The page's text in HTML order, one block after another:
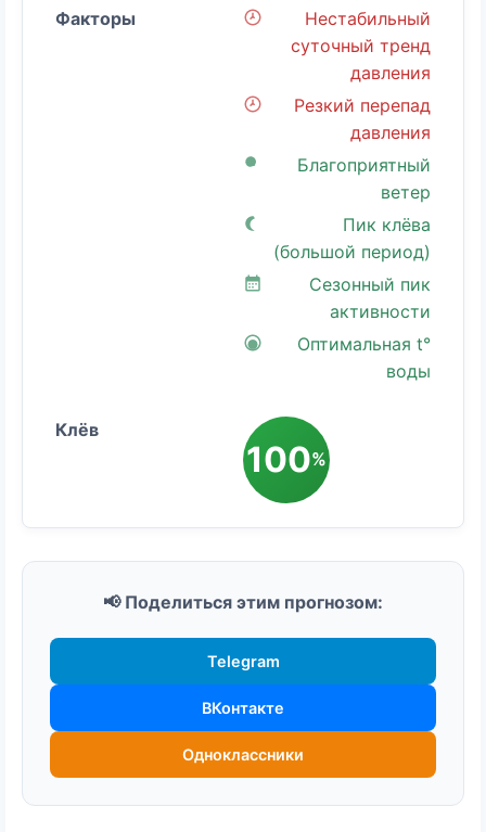
Нестабильный
суточный тренд
давления
Резкий перепад
давления
Благоприятный
ветер
Пик клёва
(большой период)
Сезонный пик
активности
Оптимальная t°
воды
100%
📢 Поделиться этим прогнозом:
Telegram
ВКонтакте
Одноклассники